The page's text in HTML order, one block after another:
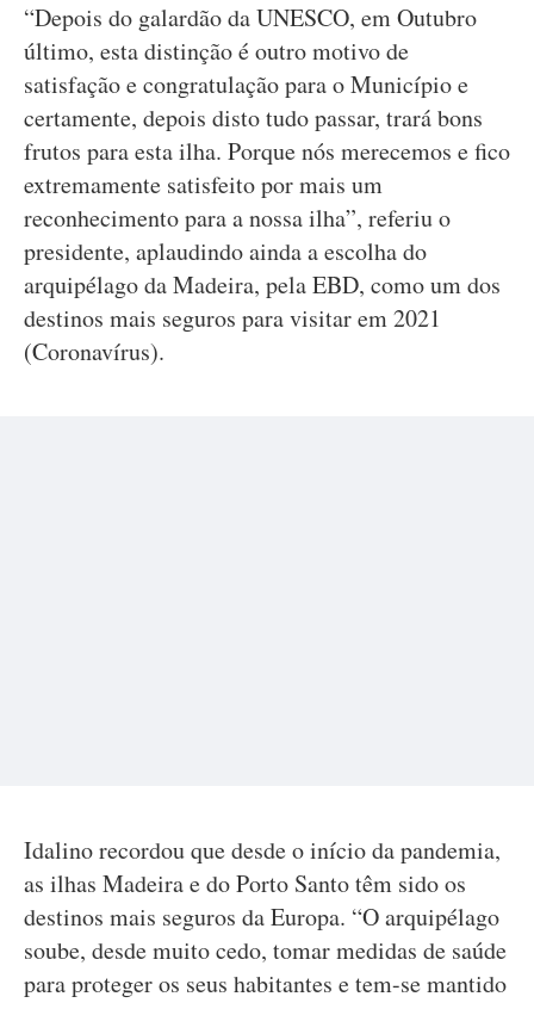
“Depois do galardão da UNESCO, em Outubro
último, esta distinção é outro motivo de
satisfação e congratulação para o Município e
certamente, depois disto tudo passar, trará bons
frutos para esta ilha. Porque nós merecemos e fico
extremamente satisfeito por mais um
reconhecimento para a nossa ilha”, referiu o
presidente, aplaudindo ainda a escolha do
arquipélago da Madeira, pela EBD, como um dos
destinos mais seguros para visitar em 2021
(Coronavírus).
Idalino recordou que desde o início da pandemia,
as ilhas Madeira e do Porto Santo têm sido os
destinos mais seguros da Europa. “O arquipélago
soube, desde muito cedo, tomar medidas de saúde
para proteger os seus habitantes e tem-se mantido